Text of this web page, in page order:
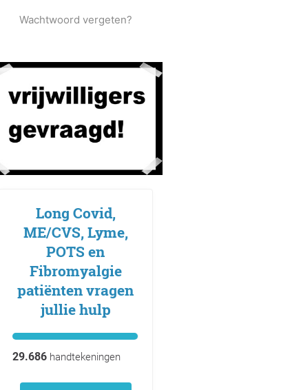
Wachtwoord vergeten?
Long Covid,
ME/CVS, Lyme,
POTS en
Fibromyalgie
patiënten vragen
jullie hulp
29.686 handtekeningen